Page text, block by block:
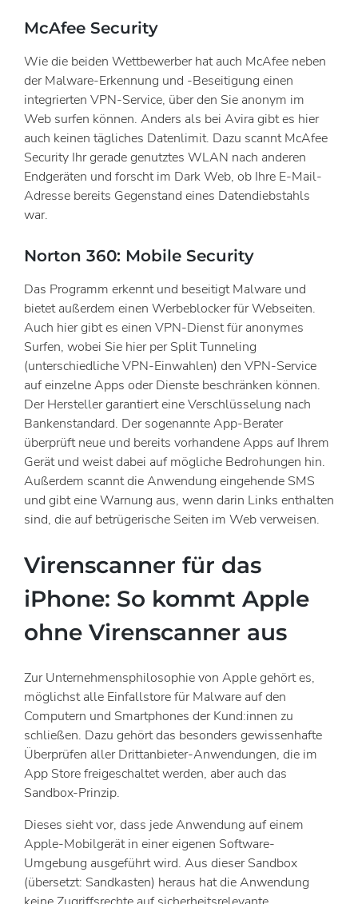
McAfee Security
Wie die beiden Wettbewerber hat auch McAfee neben
der Malware-Erkennung und -Beseitigung einen
integrierten VPN-Service, über den Sie anonym im
Web surfen können. Anders als bei Avira gibt es hier
auch keinen tägliches Datenlimit. Dazu scannt McAfee
Security Ihr gerade genutztes WLAN nach anderen
Endgeräten und forscht im Dark Web, ob Ihre E-Mail-
Adresse bereits Gegenstand eines Datendiebstahls
war.
Norton 360: Mobile Security
Das Programm erkennt und beseitigt Malware und
bietet außerdem einen Werbeblocker für Webseiten.
Auch hier gibt es einen VPN-Dienst für anonymes
Surfen, wobei Sie hier per Split Tunneling
(unterschiedliche VPN-Einwahlen) den VPN-Service
auf einzelne Apps oder Dienste beschränken können.
Der Hersteller garantiert eine Verschlüsselung nach
Bankenstandard. Der sogenannte App-Berater
überprüft neue und bereits vorhandene Apps auf Ihrem
Gerät und weist dabei auf mögliche Bedrohungen hin.
Außerdem scannt die Anwendung eingehende SMS
und gibt eine Warnung aus, wenn darin Links enthalten
sind, die auf betrügerische Seiten im Web verweisen.
Virenscanner für das
iPhone: So kommt Apple
ohne Virenscanner aus
Zur Unternehmensphilosophie von Apple gehört es,
möglichst alle Einfallstore für Malware auf den
Computern und Smartphones der Kund:innen zu
schließen. Dazu gehört das besonders gewissenhafte
Überprüfen aller Drittanbieter-Anwendungen, die im
App Store freigeschaltet werden, aber auch das
Sandbox-Prinzip.
Dieses sieht vor, dass jede Anwendung auf einem
Apple-Mobilgerät in einer eigenen Software-
Umgebung ausgeführt wird. Aus dieser Sandbox
(übersetzt: Sandkasten) heraus hat die Anwendung